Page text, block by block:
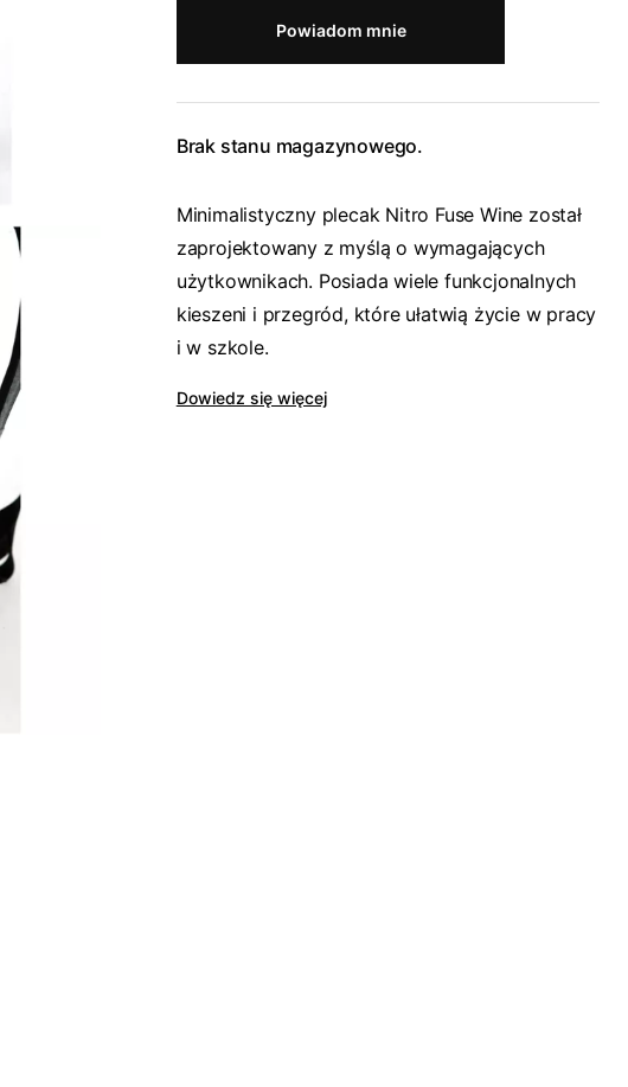
Powiadom mnie
Brak stanu magazynowego.
Minimalistyczny plecak Nitro Fuse Wine został
zaprojektowany z myślą o wymagających
użytkownikach. Posiada wiele funkcjonalnych
kieszeni i przegród, które ułatwią życie w pracy
i w szkole.
Dowiedz się więcej